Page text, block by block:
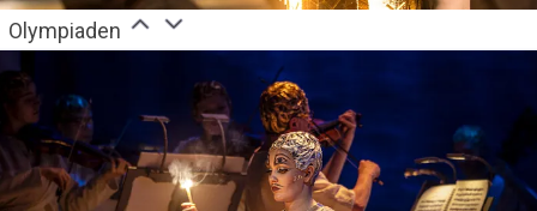
Olympiaden